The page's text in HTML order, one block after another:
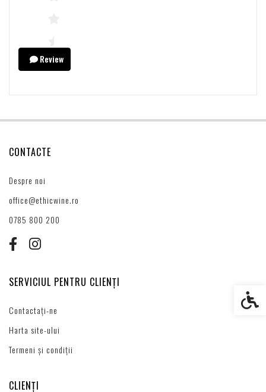
Review
CONTACTE
Despre noi
office@ethicwine.ro
0785 800 200
SERVICIUL PENTRU CLIENȚI
Contactați-ne
Harta site-ului
Termeni și condiții
CLIENȚI
Setări